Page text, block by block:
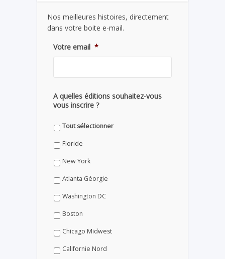
Nos meilleures histoires, directement
dans votre boite e-mail.
Votre email *
A quelles éditions souhaitez-vous
vous inscrire ?
Tout sélectionner
Floride
New York
Atlanta Géorgie
Washington DC
Boston
Chicago Midwest
Californie Nord